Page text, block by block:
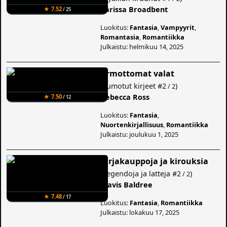
★ 7.52/ 25
Carissa Broadbent
Luokitus: Fantasia ,Vampyyrit
Romantasia Romantiikka
Julkaistu: helmikuu 14, 2025
★ 7.50/ 12
Armottomat valat
Lumotut kirjeet #2 / 2)
Rebecca Ross
Luokitus: Fantasia
Nuortenkirjallisuus Romantiikka
Julkaistu: joulukuu 1, 2025
★ 7.48/ 17
Kirjakauppoja ja kirouksia
Legendoja ja latteja #2 / 2)
Travis Baldree
Luokitus: Fantasia Romantiikka
Julkaistu: lokakuu 17, 2025